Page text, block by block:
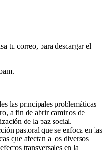
tu correo, para descargar el
las principales problemáticas
a fin de abrir caminos de
de la paz social.
pastoral que se enfoca en las
que afectan a los diversos
transversales en la